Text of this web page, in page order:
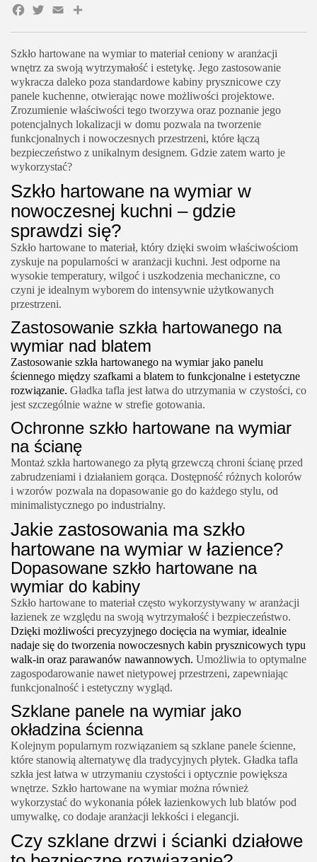
Szkło hartowane na wymiar to materiał ceniony w aranżacji
wnętrz za swoją wytrzymałość i estetykę. Jego zastosowanie
wykracza daleko poza standardowe kabiny prysznicowe czy
panele kuchenne, otwierając nowe możliwości projektowe.
Zrozumienie właściwości tego tworzywa oraz poznanie jego
potencjalnych lokalizacji w domu pozwala na tworzenie
funkcjonalnych i nowoczesnych przestrzeni, które łączą
bezpieczeństwo z unikalnym designem. Gdzie zatem warto je
wykorzystać?
Szkło hartowane na wymiar w
nowoczesnej kuchni – gdzie
sprawdzi się?
Szkło hartowane to materiał, który dzięki swoim właściwościom
zyskuje na popularności w aranżacji kuchni. Jest odporne na
wysokie temperatury, wilgoć i uszkodzenia mechaniczne, co
czyni je idealnym wyborem do intensywnie użytkowanych
przestrzeni.
Zastosowanie szkła hartowanego na
wymiar nad blatem
Zastosowanie szkła hartowanego na wymiar jako panelu
ściennego między szafkami a blatem to funkcjonalne i estetyczne
rozwiązanie. Gładka tafla jest łatwa do utrzymania w czystości, co
jest szczególnie ważne w strefie gotowania.
Ochronne szkło hartowane na wymiar
na ścianę
Montaż szkła hartowanego za płytą grzewczą chroni ścianę przed
zabrudzeniami i działaniem gorąca. Dostępność różnych kolorów
i wzorów pozwala na dopasowanie go do każdego stylu, od
minimalistycznego po industrialny.
Jakie zastosowania ma szkło
hartowane na wymiar w łazience?
Dopasowane szkło hartowane na
wymiar do kabiny
Szkło hartowane to materiał często wykorzystywany w aranżacji
łazienek ze względu na swoją wytrzymałość i bezpieczeństwo.
Dzięki możliwości precyzyjnego docięcia na wymiar, idealnie
nadaje się do tworzenia nowoczesnych kabin prysznicowych typu
walk-in oraz parawanów nawannowych. Umożliwia to optymalne
zagospodarowanie nawet nietypowej przestrzeni, zapewniając
funkcjonalność i estetyczny wygląd.
Szklane panele na wymiar jako
okładzina ścienna
Kolejnym popularnym rozwiązaniem są szklane panele ścienne,
które stanowią alternatywę dla tradycyjnych płytek. Gładka tafla
szkła jest łatwa w utrzymaniu czystości i optycznie powiększa
wnętrze. Szkło hartowane na wymiar można również
wykorzystać do wykonania półek łazienkowych lub blatów pod
umywalkę, co dodaje aranżacji lekkości i elegancji.
Czy szklane drzwi i ścianki działowe
Bezpieczne stopnie ze szkła hartowanego na wymiar
Jak wykorzystać szklane panele dekoracyjne w salonie i
sypialni?
Personalizowane szkło hartowane na wymiar jako akcent
ścienny
Zastosowanie szkła hartowanego na wymiar w meblarstwie
Facebook
Twitter
EmailShare